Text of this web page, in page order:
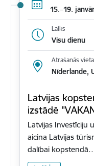
15.–19.
Laiks
Visu dienu
Atrašanās vieta
Nīderlande,
Latvijas
izstādē
Latvijas Investīciju
aicina Latvijas
dalībai